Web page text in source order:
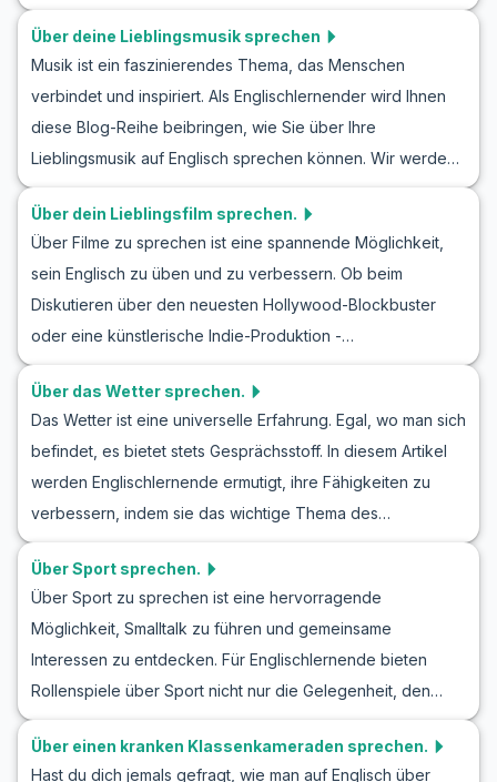
Sie, sich angemessen und höflich zu entschuldigen,
Artikel werden wir das Szenario "Warten auf eine
Einladung" durch Rollenspiele erkunden. Sie werden
nützliche Vokabeln und englische Konversationsübungen
für Einladungen kennenlernen. Von der Annahme einer
Einladung zu einer Party bis hin zum höflichen Ablehnen
einer Einladung, die Sie nicht annehmen können, helfen
in Ihrer englischen Kommunikation zu werden. Tauchen Sie
Über deine Lieblingsmusik sprechen
Musik ist ein faszinierendes Thema, das Menschen
verbindet und inspiriert. Als Englischlernender wird Ihnen
diese Blog-Reihe beibringen, wie Sie über Ihre
Lieblingsmusik auf Englisch sprechen können. Wir werden
essenzielles Vokabular und nützliche Ausdrücke
behandeln, die Ihnen helfen, selbstbewusst über Musik zu
kommunizieren. Zusätzlich finden Sie echte
Gesprächsbeispiele, die typische englische Dialoge über
Musik simulieren. Egal ob Sie Ihre Lieblingslieder
beschreiben oder Ihre Musikinteressen teilen möchten,
authentischer zu sprechen. Lassen Sie uns zusammen Ihr
Über dein Lieblingsfilm sprechen.
Über Filme zu sprechen ist eine spannende Möglichkeit,
sein Englisch zu üben und zu verbessern. Ob beim
Diskutieren über den neuesten Hollywood-Blockbuster
oder eine künstlerische Indie-Produktion -
Filmdiskussionen können deine Sprachkenntnisse
erheblich fördern. In diesem Artikel konzentrieren wir uns
darauf, deinen Lieblingsfilm im Englischunterricht zu
besprechen. Du wirst nützliche Sätze und Vokabeln lernen,
die dir helfen, deine filmbezogenen Diskussionen flüssiger
und natürlicher auf Englisch zu führen. Wir bieten auch
Englischwissen über Filme sofort anwenden kannst.
Über das Wetter sprechen.
Das Wetter ist eine universelle Erfahrung. Egal, wo man sich
befindet, es bietet stets Gesprächsstoff. In diesem Artikel
werden Englischlernende ermutigt, ihre Fähigkeiten zu
verbessern, indem sie das wichtige Thema des
Wettersprechens auf Englisch üben. Durch Rollenspiele
lernt man nicht nur nützliches allgemeines Wettervokabular,
sondern auch spezifische Ausdrücke, die einem helfen,
sich in alltäglichen Gesprächen sicherer zu fühlen. Von den
Grundlagen bis hin zu komplexeren Dialogen helfen diese
Beispiele für englische Wettergespräche dabei, die
oder Regen sprechen, diese Rollenspiele sind ein
Über Sport sprechen.
Über Sport zu sprechen ist eine hervorragende
Möglichkeit, Smalltalk zu führen und gemeinsame
Interessen zu entdecken. Für Englischlernende bieten
Rollenspiele über Sport nicht nur die Gelegenheit, den
Wortschatz zu erweitern, sondern auch in realistischen
Gesprächsszenarien zu üben. Egal, ob du über deinen
Über einen kranken Klassenkameraden sprechen.
Hast du dich jemals gefragt, wie man auf Englisch über